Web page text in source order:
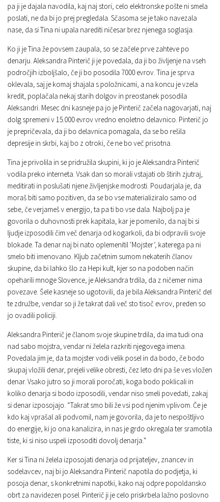
pa ji je dajala navodila, kaj naj stori, celo elektronske pošte ni smela
poslati, ne da bi jo prej pregledala. Sčasoma se je tako navezala
nase, da si Tina ni upala narediti ničesar brez njenega soglasja.
Ko ji je Tina že povsem zaupala, so se začele prve zahteve po
denarju. Aleksandra Pinterič ji je povedala, da ji bo življenje na vseh
področjih izboljšalo, če ji bo posodila 7000 evrov. Tina je sprva
oklevala, saj je komaj shajala s položnicami, a na koncu je vzela
kredit, poplačala nekaj starih dolgov in preostanek posodila
Aleksandri. Mesec dni kasneje pa jo je Pinterič začela nagovarjati, naj
dolg spremeni v 15.000 evrov vredno enoletno delavnico. Pinterič jo
je prepričevala, da ji bo delavnica pomagala, da se bo rešila
depresije in skrbi, kaj bo z otroki, če ne bo več prisotna.
Tina je privolila in se pridružila skupini, ki jo je Aleksandra Pinterič
vodila preko interneta. Vsak dan so morali vstajati ob štirih zjutraj,
meditirati in poslušati njene življenjske modrosti. Poudarjala je, da
moraš biti samo pozitiven, da se bo vse materializiralo samo od
sebe, če verjameš v energijo, ta pa ti bo vse dala. Najbolj pa je
govorila o duhovnosti prek kapitala, kar je pomenilo, da naj bi si
ljudje izposodili čim več denarja od kogarkoli, da bi odpravili svoje
blokade. Ta denar naj bi nato oplemenitil ‘Mojster’, katerega pa ni
smelo biti imenovano. Kljub začetnim sumom nekaterih članov
skupine, da bi lahko šlo za Hepi kult, kjer so na podoben način
opeharili mnoge Slovence, je Aleksandra trdila, da z ničemer nima
povezave. Šele kasneje so ugotovili, da je bila Aleksandra Pinterič del
te združbe, vendar so ji že takrat dali več sto tisoč evrov, preden so
jo ovadili policiji.
Aleksandra Pinterič je članom svoje skupine trdila, da ima tudi ona
nad sabo mojstra, vendar ni želela razkriti njegovega imena.
Povedala jim je, da ta mojster vodi velik posel in da bodo, če bodo
skupaj vložili denar, prejeli velike obresti, čez leto dni pa še ves vložen
denar. Vsako jutro so ji morali poročati, koga bodo poklicali in
koliko denarja si bodo izposodili, vendar niso smeli povedati, zakaj
si denar izposojajo. “Takrat smo bili že vsi pod njenim vplivom. Če je
kdo kaj vprašal ali podvomil, nam je govorila, da je to nespoštljivo
do energije, ki jo ona kanalizira, in nas je grdo okregala ter sramotila
tiste, ki si niso uspeli izposoditi dovolj denarja.”
Ker si Tina ni želela izposojati denarja od prijateljev, znancev in
sodelavcev, naj bi jo Aleksandra Pinterič napotila do podjetja, ki
posoja denar, s konkretnimi napotki, kako naj odpre popoldansko
obrt za navidezen posel. Pinterič ji je celo priskrbela lažno poslovno